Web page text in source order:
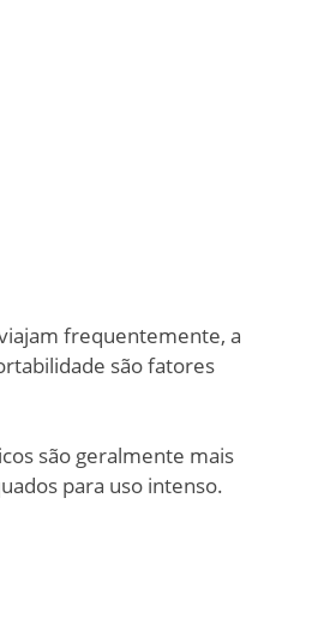
frequentemente, a
são fatores
são geralmente mais
para uso intenso.